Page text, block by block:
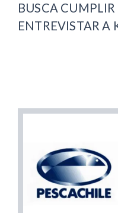
BUSCA
ENTREVISTAR